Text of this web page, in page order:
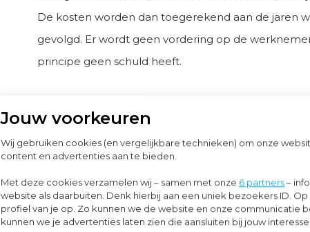
Jouw voorkeuren
Wij gebruiken cookies (en vergelijkbare technieken) om onze
content en advertenties aan te bieden.
Met deze cookies verzamelen wij – samen met onze 6 partners–
website als daarbuiten. Denk hierbij aan een uniek bezoekers ID.
profiel van je op. Zo kunnen we de website en onze communicatie
kunnen we je advertenties laten zien die aansluiten bij jouw
De kosten worden dan toegerekend aan de jaren
gevolgd. Er wordt geen vordering op de
principe geen schuld heeft.
dienst gaat voordat de gehele studieschuld is
opbrengst op het moment dat de werknemer uit
er geen sprake zijn van een opbrengst.